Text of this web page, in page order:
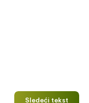
Sledeći tekst